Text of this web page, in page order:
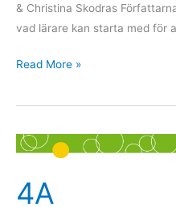
& Christina Skodras
vad lärare kan starta med för
Read More »
4A
4A